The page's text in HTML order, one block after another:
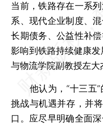
当前，铁路存在一系
系、现代企业制度、
长期债务、公益性补
影响到铁路持续健康
与物流学院副教授左大
他认为，“十三五”
挑战与机遇并存，并
口。应尽早明确全面